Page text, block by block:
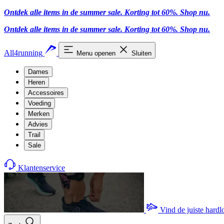
Ontdek alle items in de summer sale. Korting tot 60%. Shop nu.
Ontdek alle items in de summer sale. Korting tot 60%. Shop nu.
All4running Menu openen Sluiten
Dames
Heren
Accessoires
Voeding
Merken
Advies
Trail
Sale
Klantenservice
Vind de juiste